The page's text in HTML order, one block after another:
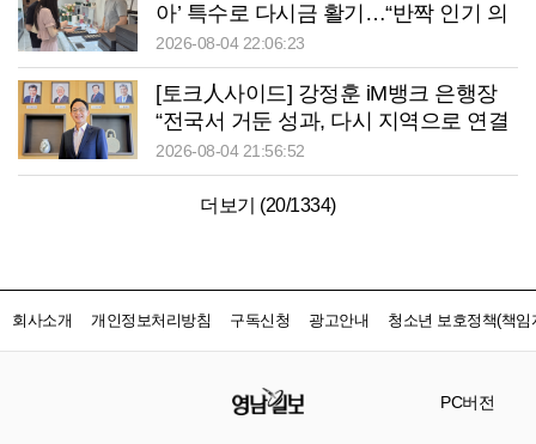
아’ 특수로 다시금 활기…“반짝 인기 의
존 않는 지속 가능 성장 동력 마련해야”
2026-08-04 22:06:23
[토크人사이드] 강정훈 iM뱅크 은행장
“전국서 거둔 성과, 다시 지역으로 연결
할 것”
2026-08-04 21:56:52
더보기 (20/1334)
회사소개 개인정보처리방침 구독신청 광고안내 청소년 보호정책(책임
PC버전